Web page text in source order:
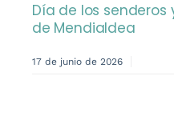
Día de los
de Mendialdea
17 de junio de 2026